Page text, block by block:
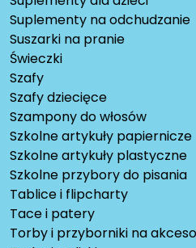
Suplementy na odchudzanie
Suszarki na pranie
Świeczki
Szafy
Szafy dziecięce
Szampony do włosów
Szkolne artykuły papiernicze
Szkolne artykuły plastyczne
Szkolne przybory do pisania
Tablice i flipcharty
Tace i patery
Torby i przyborniki na